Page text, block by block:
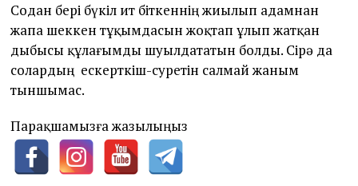
Содан бері бүкіл ит біткеннің жиылып адамнан
жапа шеккен тұқымдасын жоқтап ұлып жатқан
дыбысы құлағымды шуылдататын болды. Сірә да
солардың ескерткіш-суретін салмай жаным
тыншымас.
Парақшамызға жазылыңыз